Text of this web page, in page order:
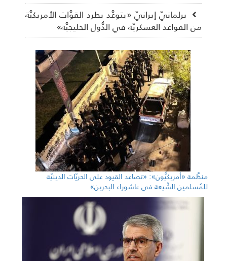
برلمانيّ إيرانيّ «يتوعَّد بطرد القوَّات الأمريكيَّة
من القواعد العسكريّة في الدُّول الخليجيَّة»
منظَّمة «أمريكيُّون»: «تصاعد القيود على الحريّات الدينيّة
للمُسلمين الشّيعة في عاشوراء البحرين»